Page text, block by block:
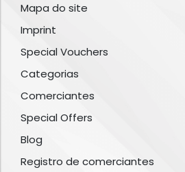
Mapa do site
Imprint
Special Vouchers
Categorias
Comerciantes
Special Offers
Blog
Registro de comerciantes